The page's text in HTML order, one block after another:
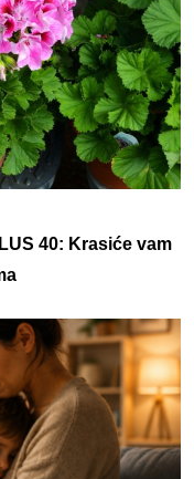
40: Krasiće vam